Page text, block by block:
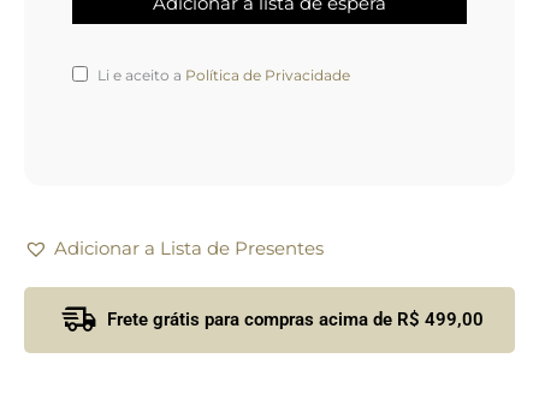
Li e aceito a Política de Privacidade
Adicionar a Lista de Presentes
Frete grátis para compras acima de R$ 499,00